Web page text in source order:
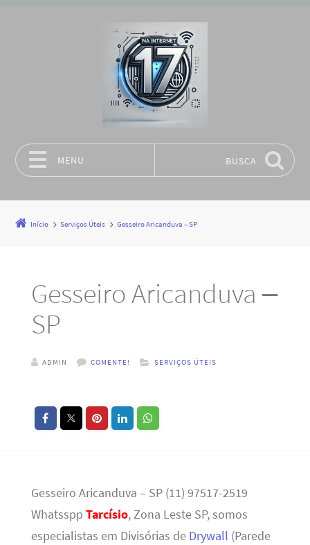
MENU BUSCA
Início Serviços Úteis Gesseiro Aricanduva – SP
Gesseiro Aricanduva –
SP
ADMIN COMENTE! SERVIÇOS ÚTEIS
Gesseiro Aricanduva – SP (11) 97517-2519
Whatsspp Tarcísio, Zona Leste SP, somos
especialistas em Divisórias de Drywall (Parede